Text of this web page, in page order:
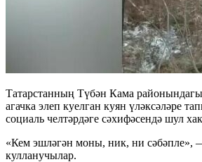
Татарстанның Түбән Кама
агачка элеп куелган куян үләксәләре
социаль челтәрдәге сәхифәсендә шул
«Кем эшләгән моны, ник, ни сәбәпле»,
кулланучылар.